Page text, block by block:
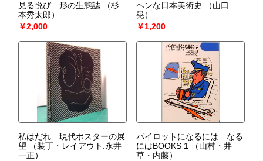
見る悦び 形の生態誌
（杉
本秀太郎）
￥2,000
ヘンな日本美術史
（山口
晃）
￥1,200
私はだれ 現代ポスターの展
望
（装丁・レイアウト:永井
一正）
パイロットになるには なる
にはBOOKS 1
（山村・井
草・内藤）